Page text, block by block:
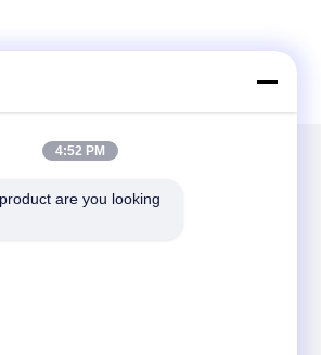
4:52 PM
are you looking